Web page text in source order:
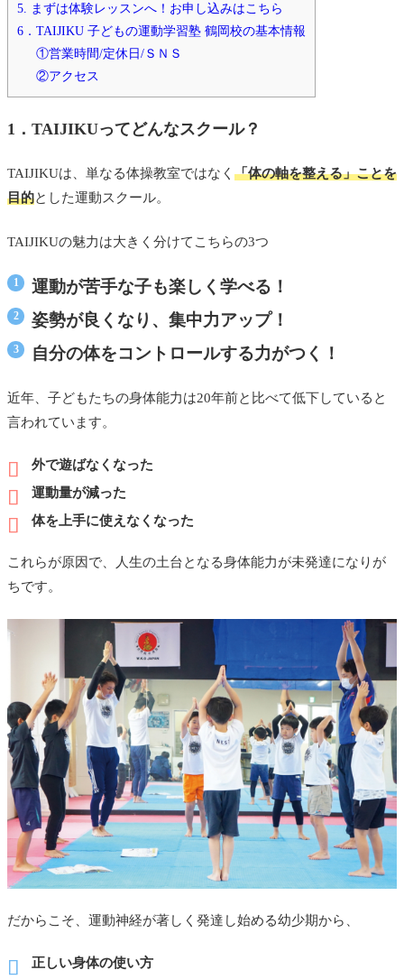
5. まずは体験レッスンへ！お申し込みはこちら
6．TAIJIKU 子どもの運動学習塾 鶴岡校の基本情報
①営業時間/定休日/ＳＮＳ
②アクセス
1．TAIJIKUってどんなスクール？
TAIJIKUは、単なる体操教室ではなく 「体の軸を整える」ことを
目的とした運動スクール。
TAIJIKUの魅力は大きく分けてこちらの3つ
運動が苦手な子も楽しく学べる！
姿勢が良くなり、集中力アップ！
自分の体をコントロールする力がつく！
近年、子どもたちの身体能力は20年前と比べて低下していると
言われています。
外で遊ばなくなった
運動量が減った
体を上手に使えなくなった
これらが原因で、人生の土台となる身体能力が未発達になりが
ちです。
だからこそ、運動神経が著しく発達し始める幼少期から、
正しい身体の使い方